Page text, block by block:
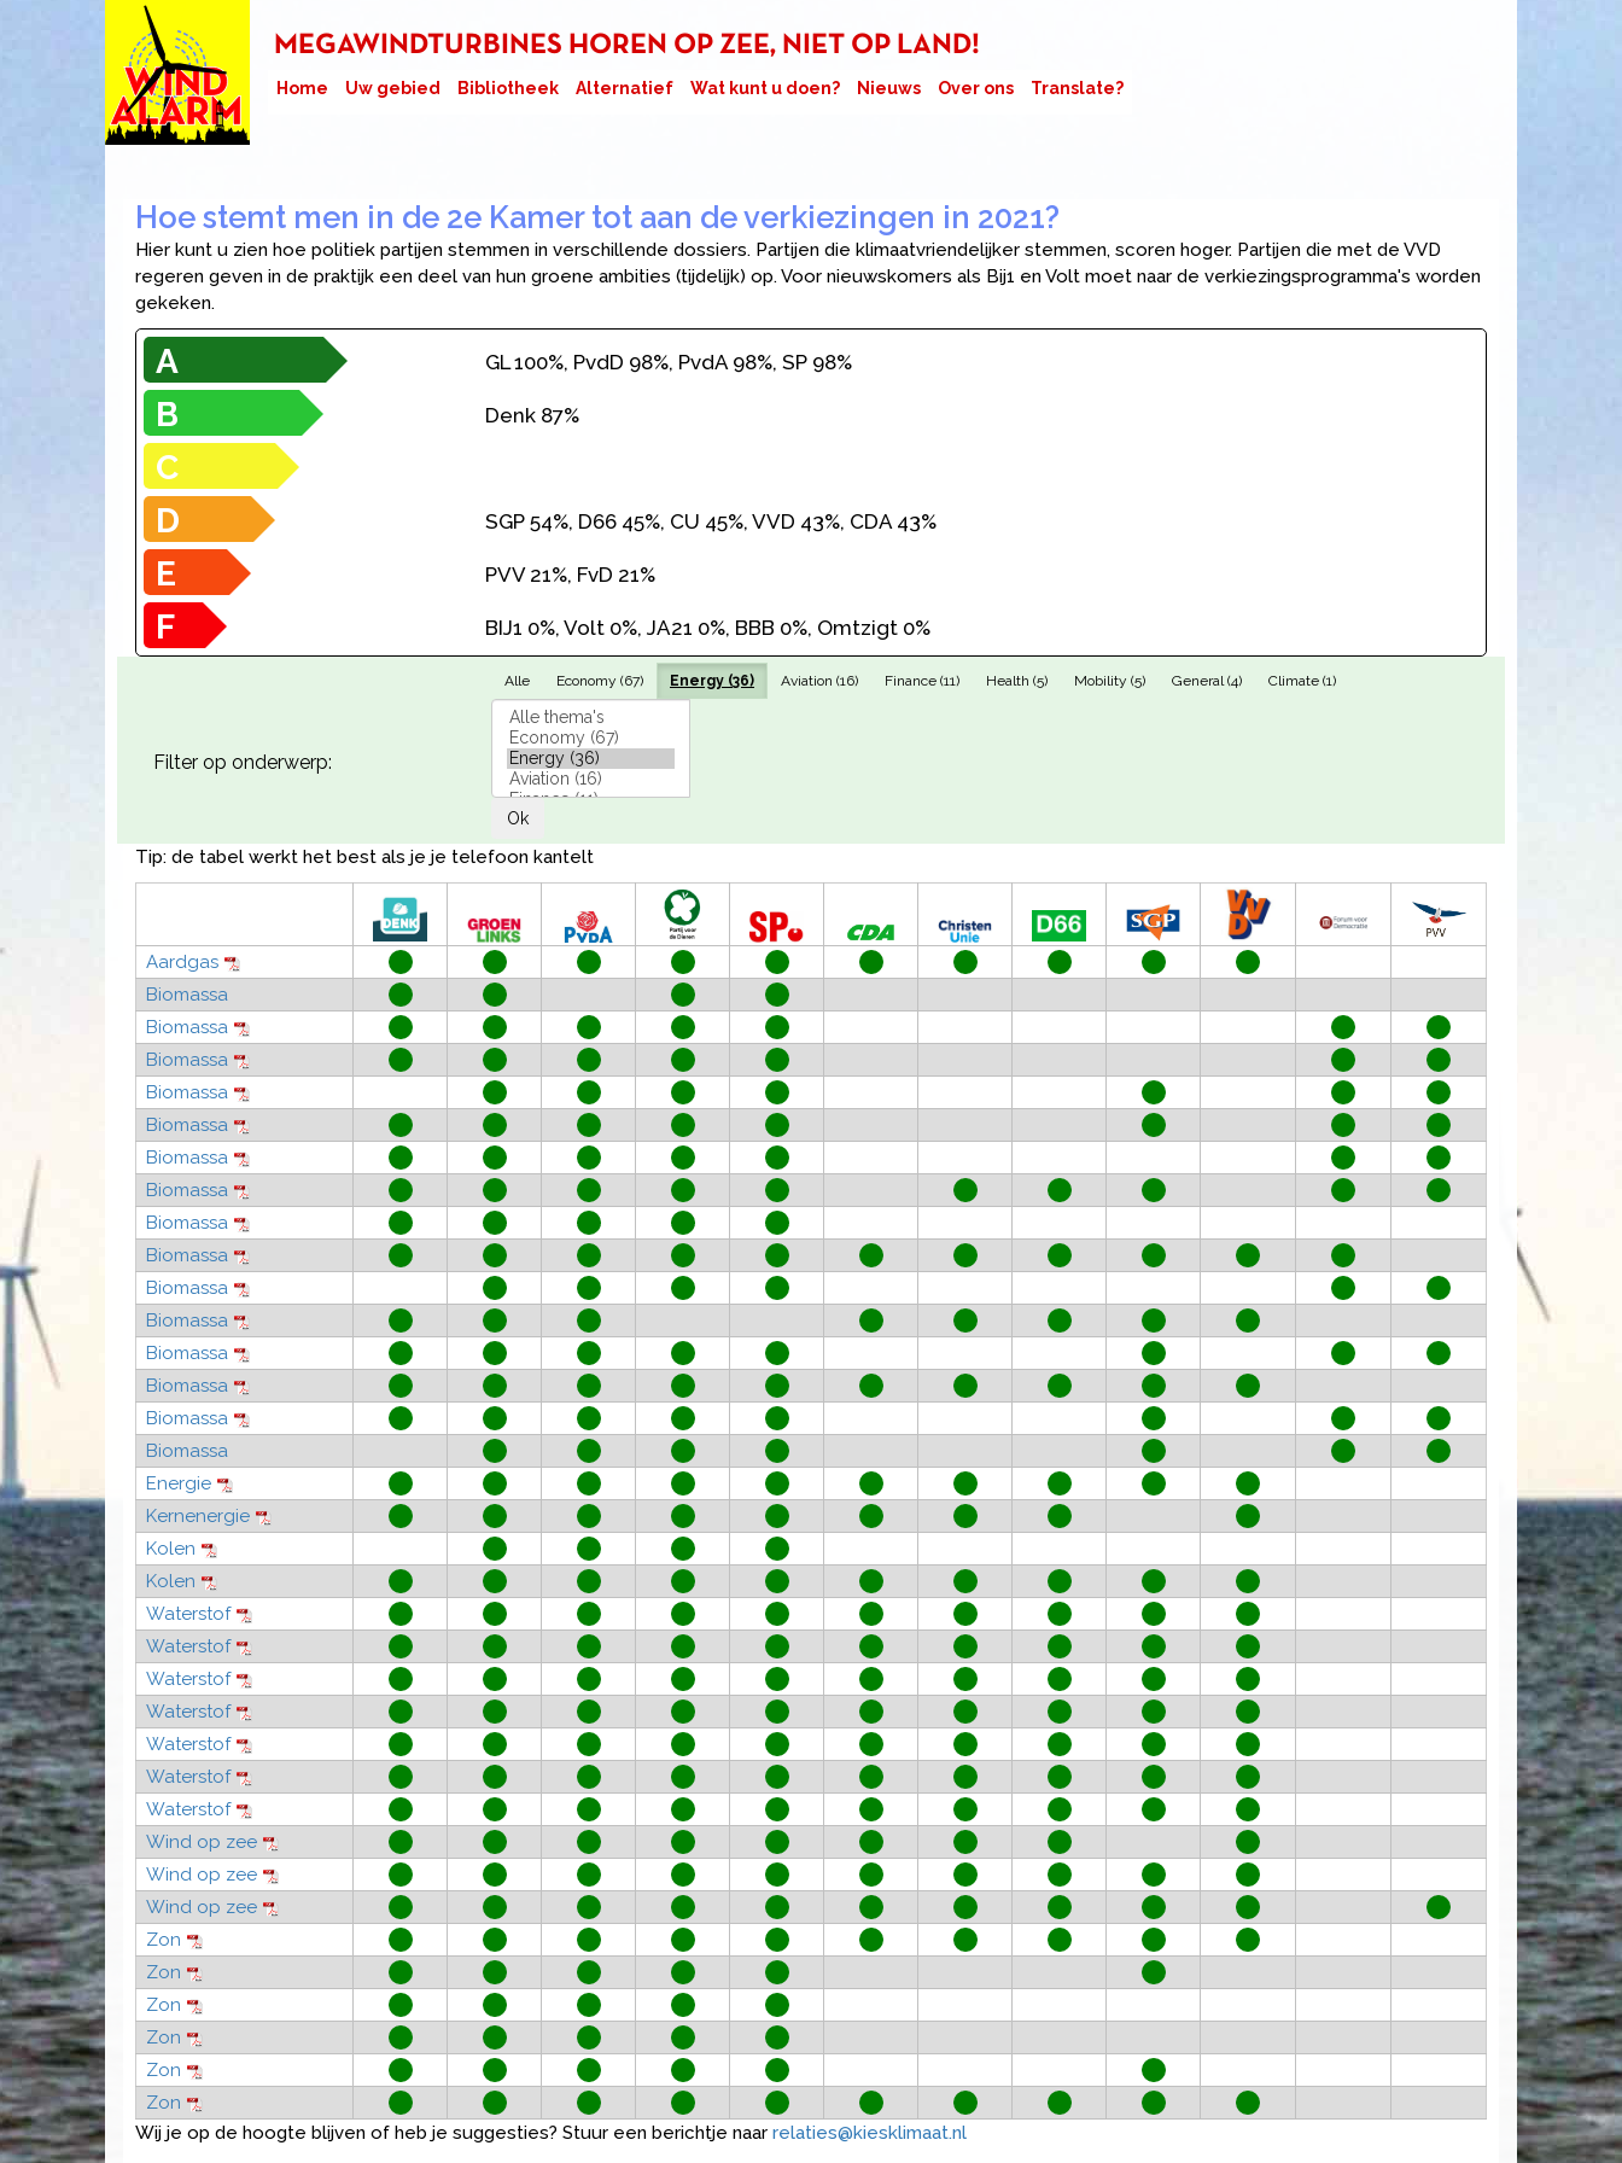
MEGAWINDTURBINES HOREN OP ZEE, NIET OP LAND!
Home Uw gebied Bibliotheek Alternatief Wat kunt u doen? Nieuws Over ons Translate?
Hoe stemt men in de 2e Kamer tot aan de verkiezingen in 2021?
Hier kunt u zien hoe politiek partijen stemmen in verschillende dossiers. Partijen die klimaatvriendelijker stemmen, scoren hoger. Partijen die met de VVD
regeren geven in de praktijk een deel van hun groene ambities (tijdelijk) op. Voor nieuwskomers als Bij1 en Volt moet naar de verkiezingsprogramma's worden
gekeken.
A GL 100%, PvdD 98%, PvdA 98%, SP 98%
B Denk 87%
C
D
SGP 54%, D66 45%, CU 45%, VVD 43%, CDA 43%
E PVV 21%, FvD 21%
F BIJ1 0%, Volt 0%, JA21 0%, BBB 0%, Omtzigt 0%
Filter op onderwerp
Alle Economy (67) Energy (36) Aviation (16) Finance (11) Health (5) Mobility (5) General (4) Climate (1)
Ok
Tip: de tabel werkt het best als je je telefoon kantelt
Aardgas
Biomassa
Biomassa
Biomassa
Biomassa
Biomassa
Biomassa
Biomassa
Biomassa
Biomassa
Biomassa
Biomassa
Biomassa
Biomassa
Biomassa
Biomassa
Energie
Kernenergie
Kolen
Kolen
Waterstof
Waterstof
Waterstof
Waterstof
Waterstof
Waterstof
Waterstof
Wind op zee
Wind op zee
Wind op zee
Zon
Zon
Zon
Zon
Zon
Zon
Wij je op de hoogte blijven of heb je suggesties? Stuur een berichtje naar relaties@kiesklimaat.nl